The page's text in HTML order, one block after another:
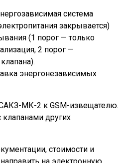
система
закрывается)
(1 порог — только
2 порог —
энергонезависимых
МК-2 к GSM-извещателю.
других
стоимости и